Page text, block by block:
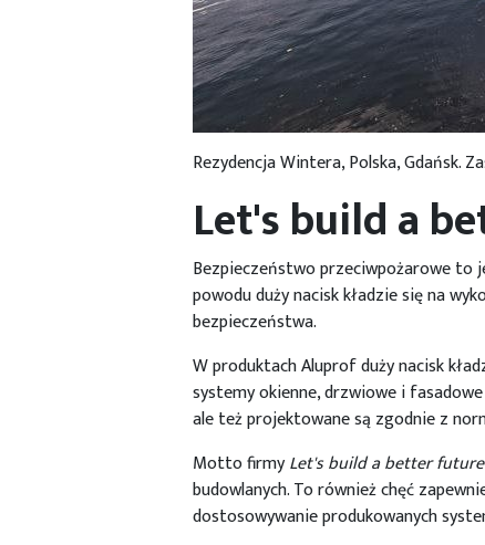
Rezydencja Wintera, Polska, Gdańsk.
Let's build a
Bezpieczeństwo przeciwpożarowe to
powodu duży nacisk kładzie się na
bezpieczeństwa.
W produktach Aluprof duży nacisk
systemy okienne, drzwiowe i
ale też projektowane są zgodnie z
Motto firmyLet's build a better future
budowlanych. To również chęć
dostosowywanie produkowanych